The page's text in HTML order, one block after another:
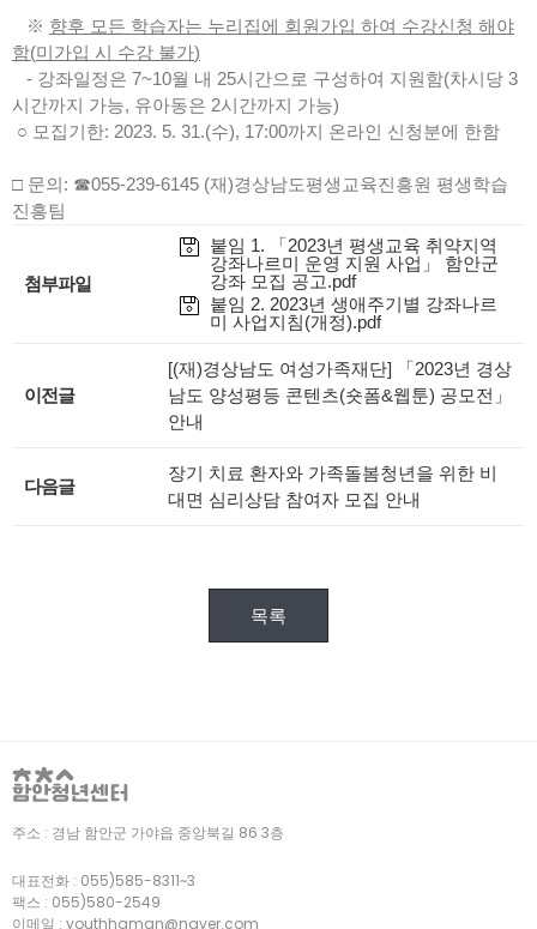
※ 향후 모든 학습자는 누리집에 회원가입 하여 수강신청 해야
함(미가입 시 수강 불가)
- 강좌일정은 7~10월 내 25시간으로 구성하여 지원함(차시당 3
시간까지 가능, 유아동은 2시간까지 가능)
○ 모집기한: 2023. 5. 31.(수), 17:00까지 온라인 신청분에 한함
□ 문의: ☎055-239-6145 (재)경상남도평생교육진흥원 평생학습
진흥팀
첨부파일
붙임 1. 「2023년 평생교육 취약지역
강좌나르미 운영 지원 사업」 함안군
강좌 모집 공고.pdf
붙임 2. 2023년 생애주기별 강좌나르
미 사업지침(개정).pdf
이전글
[(재)경상남도 여성가족재단] 「2023년 경상
남도 양성평등 콘텐츠(숏폼&웹툰) 공모전」
안내
다음글
장기 치료 환자와 가족돌봄청년을 위한 비
대면 심리상담 참여자 모집 안내
목록
주소 : 경남 함안군 가야읍 중앙북길 86 3층
대표전화 : 055)585-8311~3
팩스 : 055)580-2549
이메일 : youthhaman@naver.com